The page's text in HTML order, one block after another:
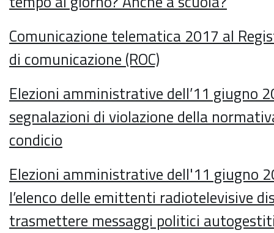
Comunicazione telematica 2017 al
di comunicazione (ROC)
Elezioni amministrative dell’11 giugno
segnalazioni di violazione della
condicio
Elezioni amministrative dell'11 giugno
l’elenco delle emittenti radiotelevisive
trasmettere messaggi politici